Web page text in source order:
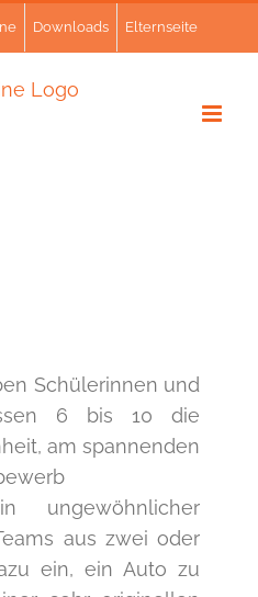
Downloads Elternseite
Schülerinnen und
6 bis 10 die
am spannenden
ungewöhnlicher
aus zwei oder
ein, ein Auto zu